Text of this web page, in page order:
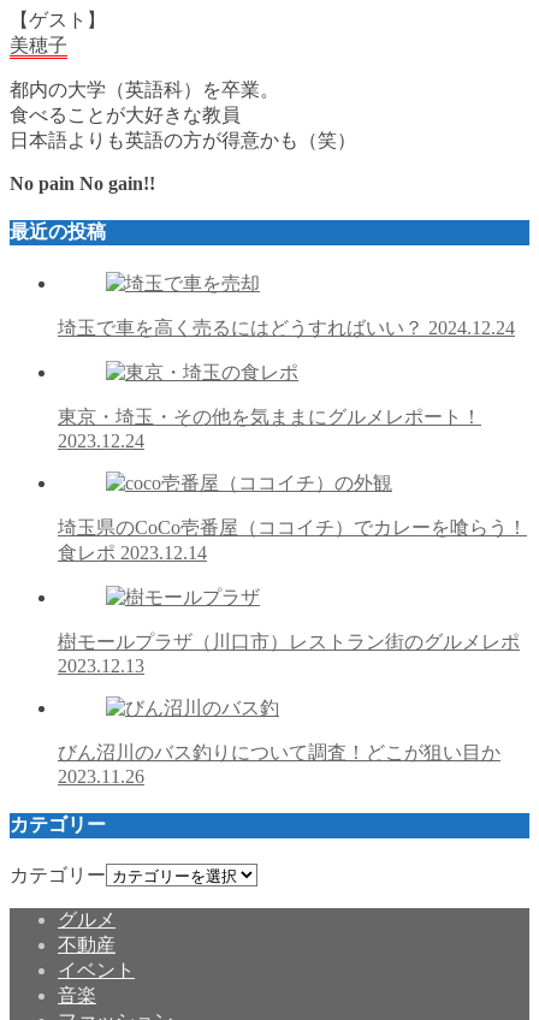
【ゲスト】
美穂子
都内の大学（英語科）を卒業。
食べることが大好きな教員
日本語よりも英語の方が得意かも（笑）
No pain No gain!!
最近の投稿
埼玉で車を高く売るにはどうすればいい？ 2024.12.24
東京・埼玉・その他を気ままにグルメレポート！
2023.12.24
埼玉県のCoCo壱番屋（ココイチ）でカレーを喰らう！
食レポ 2023.12.14
樹モールプラザ（川口市）レストラン街のグルメレポ
2023.12.13
びん沼川のバス釣りについて調査！どこが狙い目か
2023.11.26
カテゴリー
カテゴリー
グルメ
不動産
イベント
音楽